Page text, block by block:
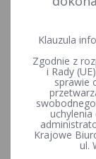
Sprawozdania
funduszy oraz
ZAŁĄCZNIKI
1. Komunikat
Klauzula
Zgodnie z
i Rady
sprawie
Krajowe
ul.